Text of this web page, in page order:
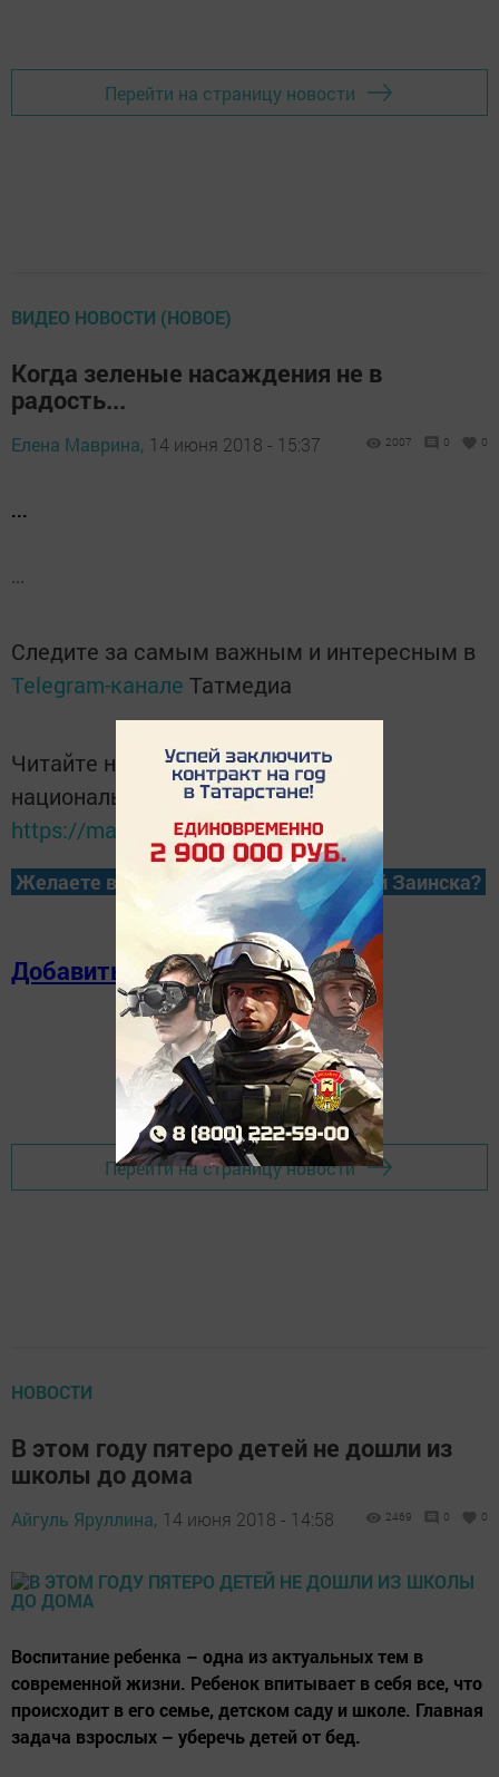
Перейти на страницу новости
ВИДЕО НОВОСТИ (НОВОЕ)
Когда зеленые насаждения не в
радость...
Елена Маврина, 14 июня 2018 - 15:37 2007 0 0
...
...
Следите за самым важным и интересным в
Telegram-канале Татмедиа
Читайте новости Татарстана в
национальном мессенджере MАХ:
https://max.ru/tatmedia
Желаете всегда быть в курсе новостей Заинска?
Добавить в избранное
Перейти на страницу новости
НОВОСТИ
В этом году пятеро детей не дошли из
школы до дома
Айгуль Яруллина, 14 июня 2018 - 14:58 2469 0 0
Воспитание ребенка – одна из актуальных тем в
современной жизни. Ребенок впитывает в себя все, что
происходит в его семье, детском саду и школе. Главная
задача взрослых – уберечь детей от бед.